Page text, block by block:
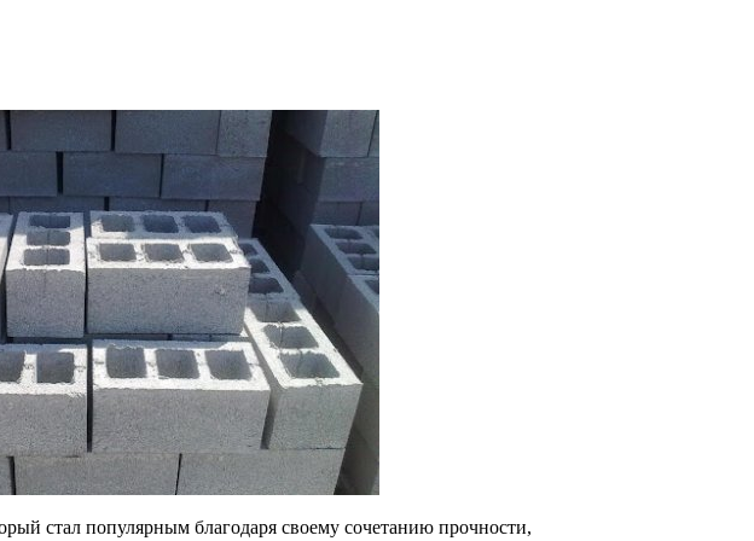
стал популярным благодаря своему сочетанию прочности,